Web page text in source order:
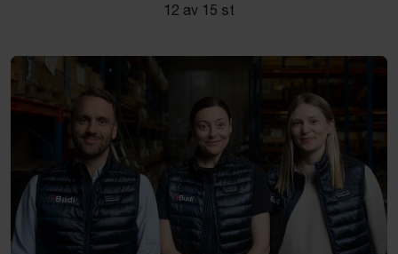
12 av 15 st